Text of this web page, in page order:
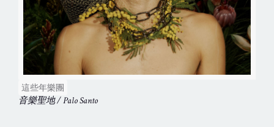
這些年樂團
音樂聖地 / Palo Santo